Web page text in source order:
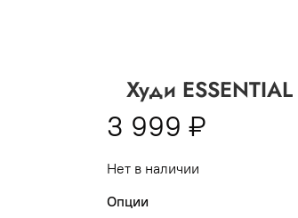
всех заказов за 6 месяцев 80.000 рублей
всех заказов за 6 месяцев 200.000 рублей.
всех заказов за 6 месяцев - 400.000
Худи
3 999 ₽
Нет в наличии
Опции